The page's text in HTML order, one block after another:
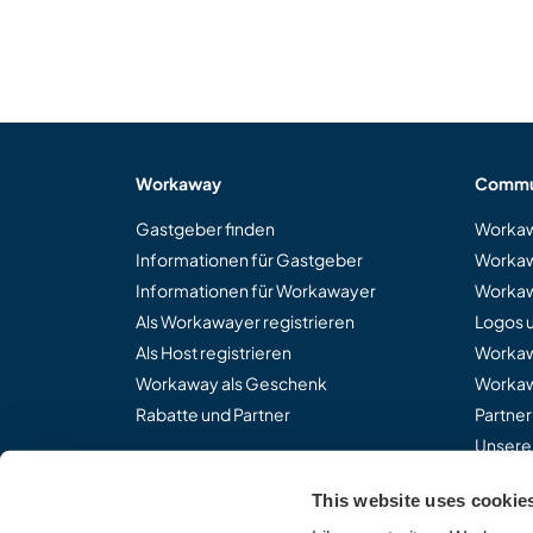
This website uses
Workaway
Gastgeber finden
Informationen für Gastgeber
Informationen für Workawayer
Als Workawayer registrieren
Als Host registrieren
Workaway als Geschenk
Rabatte und Partner
Logos